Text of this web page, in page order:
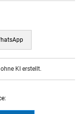
KI erstellt.